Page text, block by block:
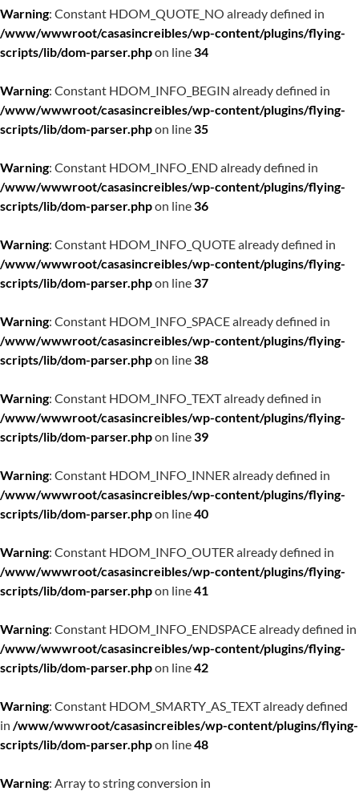
Warning: Constant HDOM_QUOTE_NO already defined in
/www/wwwroot/casasincreibles/wp-content/plugins/flying-
scripts/lib/dom-parser.phpon line34
Warning: Constant HDOM_INFO_BEGIN already defined in
/www/wwwroot/casasincreibles/wp-content/plugins/flying-
scripts/lib/dom-parser.phpon line35
Warning: Constant HDOM_INFO_END already defined in
/www/wwwroot/casasincreibles/wp-content/plugins/flying-
scripts/lib/dom-parser.phpon line36
Warning: Constant HDOM_INFO_QUOTE already defined in
/www/wwwroot/casasincreibles/wp-content/plugins/flying-
scripts/lib/dom-parser.phpon line37
Warning: Constant HDOM_INFO_SPACE already defined in
/www/wwwroot/casasincreibles/wp-content/plugins/flying-
scripts/lib/dom-parser.phpon line38
Warning: Constant HDOM_INFO_TEXT already defined in
/www/wwwroot/casasincreibles/wp-content/plugins/flying-
scripts/lib/dom-parser.phpon line39
Warning: Constant HDOM_INFO_INNER already defined in
/www/wwwroot/casasincreibles/wp-content/plugins/flying-
scripts/lib/dom-parser.phpon line40
Warning: Constant HDOM_INFO_OUTER already defined in
/www/wwwroot/casasincreibles/wp-content/plugins/flying-
scripts/lib/dom-parser.phpon line41
Warning: Constant HDOM_INFO_ENDSPACE already defined in
/www/wwwroot/casasincreibles/wp-content/plugins/flying-
scripts/lib/dom-parser.phpon line42
Warning: Constant HDOM_SMARTY_AS_TEXT already defined
in /www/wwwroot/casasincreibles/wp-content/plugins/flying-
scripts/lib/dom-parser.phpon line48
Warning: Array to string conversion in